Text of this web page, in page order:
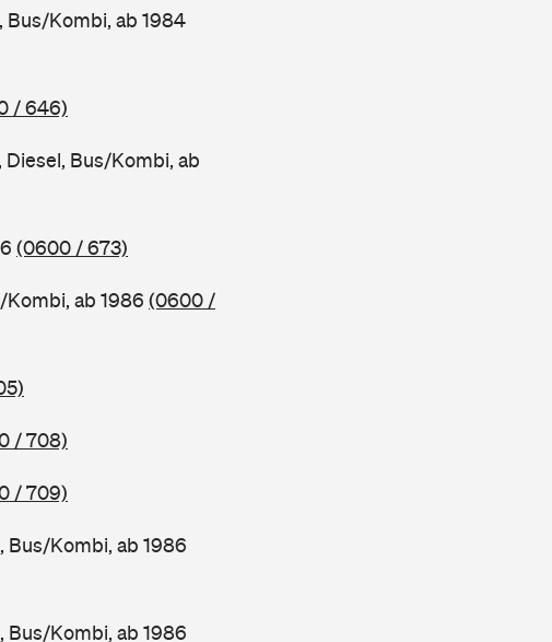
Bus/Kombi, ab 1984
/ 646)
Diesel, Bus/Kombi, ab
(0600 / 673)
Kombi, ab 1986 (0600 /
/ 708)
/ 709)
Bus/Kombi, ab 1986
Bus/Kombi, ab 1986